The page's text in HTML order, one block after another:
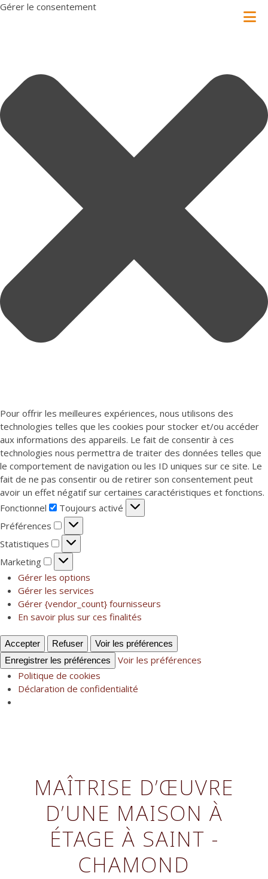
Gérer le consentement
Pour offrir les meilleures expériences, nous utilisons des
technologies telles que les cookies pour stocker et/ou accéder
aux informations des appareils. Le fait de consentir à ces
technologies nous permettra de traiter des données telles que
le comportement de navigation ou les ID uniques sur ce site. Le
fait de ne pas consentir ou de retirer son consentement peut
avoir un effet négatif sur certaines caractéristiques et fonctions.
Fonctionnel
Fonctionnel
Toujours activé
Préférences
Préférences
Statistiques
Statistiques
Marketing
Marketing
Gérer les options
Gérer les services
Gérer {vendor_count} fournisseurs
En savoir plus sur ces finalités
Accepter Refuser
Voir les préférences
Enregistrer les préférences
Voir les préférences
Politique de cookies
Déclaration de confidentialité
MAÎTRISE D’ŒUVRE
D’UNE MAISON À
ÉTAGE À SAINT -
CHAMOND